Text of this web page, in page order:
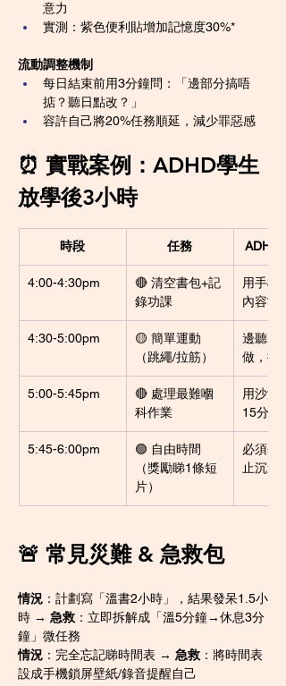
意力
實測：紫色便利貼增加記憶度30%*
流動調整機制
每日結束前用3分鐘問：「邊部分搞唔
掂？聽日點改？」
容許自己將20%任務順延，減少罪惡感
⏰ 實戰案例：ADHD學生
放學後3小時
時段 任務 ADHD
4:00-4:30pm
🔴 清空書包+記
錄功課
用手機
內容當
4:30-5:00pm
🟡 簡單運動
（跳繩/拉筋）
邊聽K-
做，提
5:00-5:45pm
🔴 處理最難嗰
科作業
用沙漏
15分鐘
5:45-6:00pm
🟢 自由時間
（獎勵睇1條短
片）
必須set
止沉迷
🚨 常見災難 & 急救包
情況 ：計劃寫「溫書2小時」，結果發呆1.5小
時 → 急救 ：立即拆解成「溫5分鐘→休息3分
鐘」微任務
情況 ：完全忘記睇時間表 → 急救 ：將時間表
設成手機鎖屏壁紙/錄音提醒自己